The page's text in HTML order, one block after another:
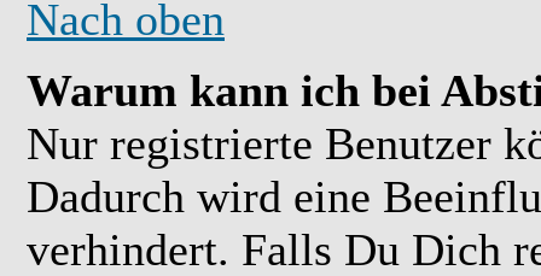
Nach oben
Warum kann ich bei
Nur registrierte Benutzer
Dadurch wird eine
verhindert. Falls Du Dich